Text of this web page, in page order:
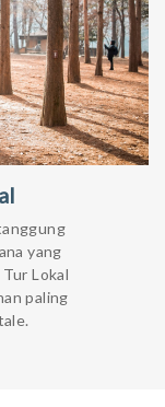
yang
Lokal
paling